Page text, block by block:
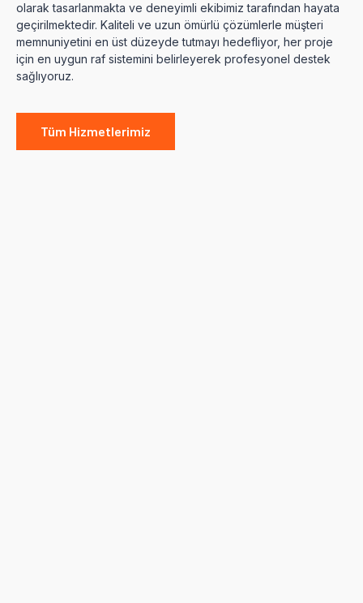
olarak tasarlanmakta ve deneyimli ekibimiz tarafından hayata
geçirilmektedir. Kaliteli ve uzun ömürlü çözümlerle müşteri
memnuniyetini en üst düzeyde tutmayı hedefliyor, her proje
için en uygun raf sistemini belirleyerek profesyonel destek
sağlıyoruz.
Tüm Hizmetlerimiz